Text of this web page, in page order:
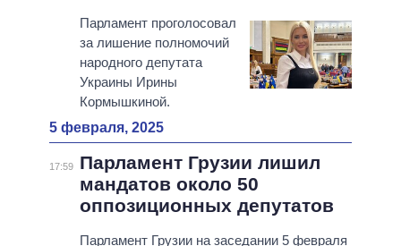
Парламент проголосовал
за лишение полномочий
народного депутата
Украины Ирины
Кормышкиной.
5 февраля, 2025
17:59
Парламент Грузии лишил
мандатов около 50
оппозиционных депутатов
Парламент Грузии на заседании 5 февраля